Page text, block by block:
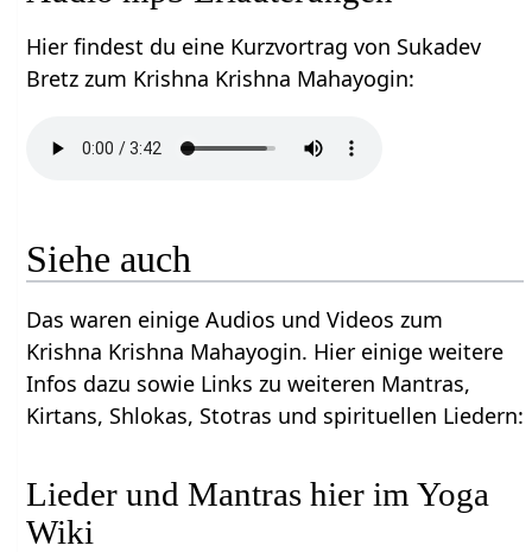
Hier findest du eine Kurzvortrag von Sukadev
Bretz zum Krishna Krishna Mahayogin:
Siehe auch
Das waren einige Audios und Videos zum
Krishna Krishna Mahayogin. Hier einige weitere
Infos dazu sowie Links zu weiteren Mantras,
Kirtans, Shlokas, Stotras und spirituellen Liedern:
Lieder und Mantras hier im Yoga
Wiki